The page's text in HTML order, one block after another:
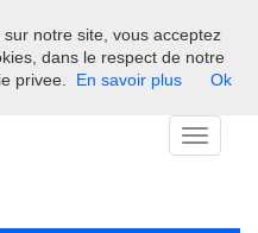
français de la
Toggle
notre site, vous acceptez
dans le respect de notre
privee.
En savoir plus Ok